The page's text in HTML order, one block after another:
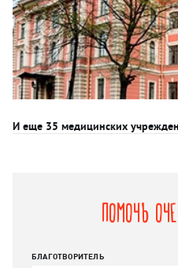
И еще 35 медицинских
Помочь
БЛАГОТВОРИТЕЛЬ